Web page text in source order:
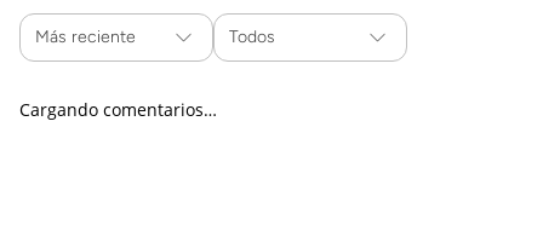
Más reciente Todos
Cargando comentarios…